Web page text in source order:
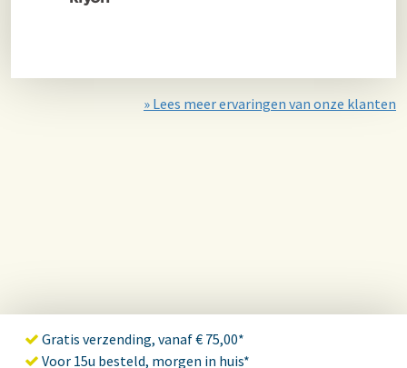
» Lees meer ervaringen van onze klanten
Gratis verzending, vanaf € 75,00*
Voor 15u besteld, morgen in huis*